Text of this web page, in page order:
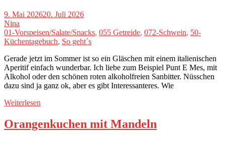
9. Mai 202620. Juli 2026
Nina
01-Vorspeisen/Salate/Snacks, 055 Getreide, 072-Schwein, 50-
Küchentagebuch, So geht´s
Gerade jetzt im Sommer ist so ein Gläschen mit einem italienischen
Aperitif einfach wunderbar. Ich liebe zum Beispiel Punt E Mes, mit
Alkohol oder den schönen roten alkoholfreien Sanbitter. Nüsschen
dazu sind ja ganz ok, aber es gibt Interessanteres. Wie
Weiterlesen
Orangenkuchen mit Mandeln